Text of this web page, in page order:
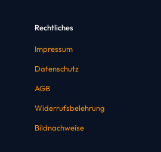
Rechtliches
Impressum
Datenschutz
AGB
Widerrufsbelehrung
Bildnachweise